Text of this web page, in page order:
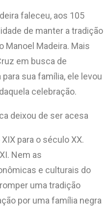
faleceu, aos 105
de manter a tradição
Manoel Madeira. Mais
em busca de
sua família, ele levou
celebração.
deixou de ser acesa
para o século XX.
Nem as
e culturais do
uma tradição
por uma família negra